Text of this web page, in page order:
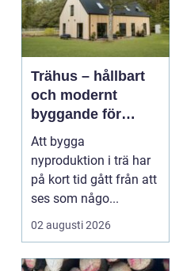
Trähus – hållbart
och modernt
byggande för
framtiden
Att bygga
nyproduktion i trä har
på kort tid gått från att
ses som någo...
02 augusti 2026